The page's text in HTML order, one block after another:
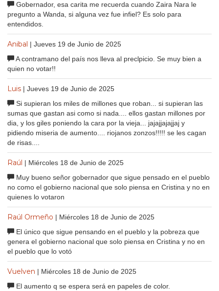
Gobernador, esa carita me recuerda cuando Zaira Nara le
pregunto a Wanda, si alguna vez fue infiel? Es solo para
entendidos.
Anibal | Jueves 19 de Junio de 2025
A contramano del país nos lleva al preclpicio. Se muy bien a
quien no votar!!
Luis | Jueves 19 de Junio de 2025
Si supieran los miles de millones que roban... si supieran las
sumas que gastan asi como si nada.... ellos gastan millones por
dia, y los giles poniendo la cara por la vieja... jajajjajajjaj y
pidiendo miseria de aumento.... riojanos zonzos!!!!! se les cagan
de risas....
Raúl | Miércoles 18 de Junio de 2025
Muy bueno señor gobernador que sigue pensado en el pueblo
no como el gobierno nacional que solo piensa en Cristina y no en
quienes lo votaron
Raúl Ormeño | Miércoles 18 de Junio de 2025
El único que sigue pensando en el pueblo y la pobreza que
genera el gobierno nacional que solo piensa en Cristina y no en
el pueblo que lo votó
Vuelven | Miércoles 18 de Junio de 2025
El aumento q se espera será en papeles de color.